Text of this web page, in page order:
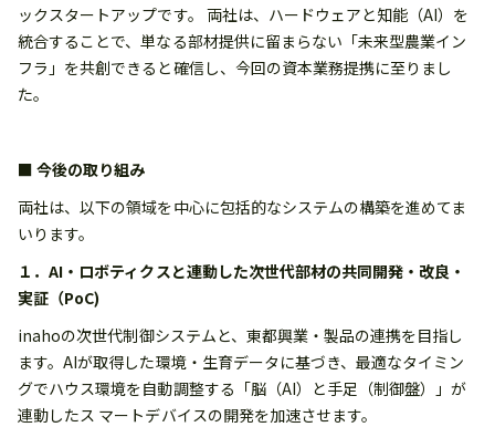
ックスタートアップです。 両社は、ハードウェアと知能（AI）を
統合することで、単なる部材提供に留まらない「未来型農業イン
フラ」を共創できると確信し、今回の資本業務提携に至りまし
た。
■ 今後の取り組み
両社は、以下の領域を中心に包括的なシステムの構築を進めてま
いります。
１．AI・ロボティクスと連動した次世代部材の共同開発・改良・
実証（PoC)
inahoの次世代制御システムと、東都興業・製品の連携を目指し
ます。AIが取得した環境・生育データに基づき、最適なタイミン
グでハウス環境を自動調整する「脳（AI）と手足（制御盤）」が
連動したス マートデバイスの開発を加速させます。